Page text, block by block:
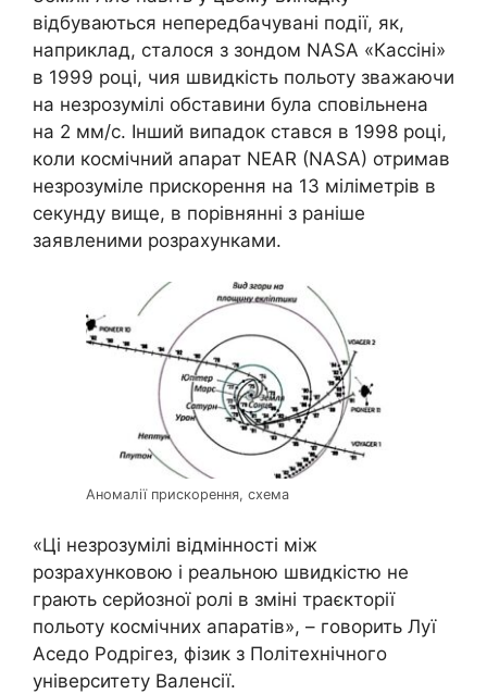
відбуваються непередбачувані події, як,
наприклад, сталося з зондом NASA «Кассіні»
в 1999 році, чия швидкість польоту зважаючи
на незрозумілі обставини була сповільнена
на 2 мм/с. Інший випадок стався в 1998 році,
коли космічний апарат NEAR (NASA) отримав
незрозуміле прискорення на 13 міліметрів в
секунду вище, в порівнянні з раніше
заявленими розрахунками.
Аномалії прискорення, схема
«Ці незрозумілі відмінності між
розрахунковою і реальною швидкістю не
грають серйозної ролі в зміні траєкторії
польоту космічних апаратів», – говорить Луї
Аседо Родрігез, фізик з Політехнічного
університету Валенсії.